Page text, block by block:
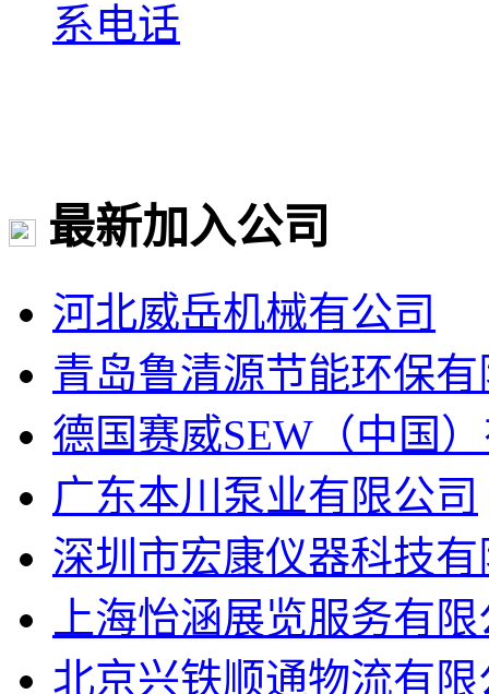
系电话
最新加入公司
河北威岳机械有公司
青岛鲁清源节能环保
德国赛威SEW（中国
广东本川泵业有限公司
深圳市宏康仪器科技
上海怡涵展览服务有
北京兴铁顺通物流有限